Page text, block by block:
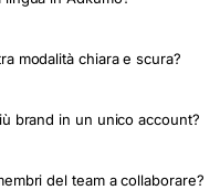
modalità chiara e scura?
brand in un unico account?
del team a collaborare?